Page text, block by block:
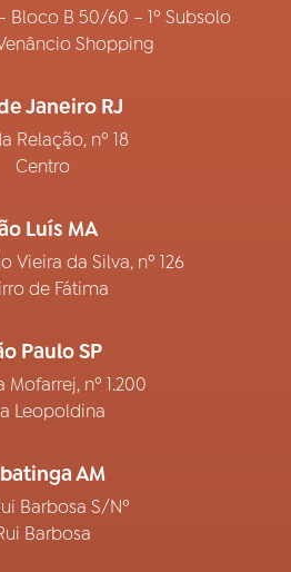
Bloco B 50/60 – 1º Subsolo
Shopping
Janeiro RJ
Relação, nº 18
Centro
Luís MA
Vieira da Silva, nº 126
de Fátima
Paulo SP
Mofarrej, nº 1.200
Leopoldina
AM
Barbosa S/Nº
Barbosa